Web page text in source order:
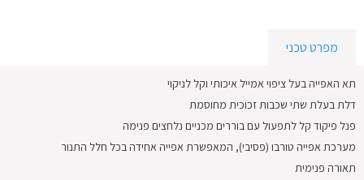
מפרט טכני
תא האפייה בעל ציפוי אמייל איכותי וקל לניקוי
דלת בעלת שתי שכבות זכוכית מחוסמת
פנל פיקוד קל לתפעול עם בוררים מכניים נלחצים פנימה
מערכת אפייה טורבו (פסיבי), המאפשרת אפייה אחידה בכל חלל התנור
תאורה פנימית